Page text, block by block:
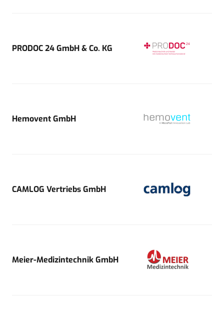
PRODOC 24 GmbH & Co. KG
Hemovent GmbH
CAMLOG Vertriebs GmbH
Meier-Medizintechnik GmbH